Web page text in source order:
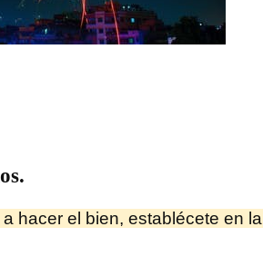
hacer el bien, establécete en la